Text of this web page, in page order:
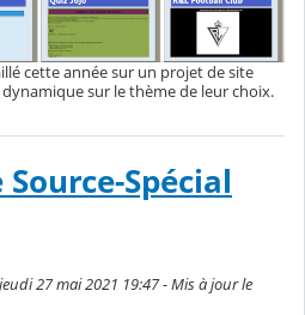
cette année sur un projet de site
sur le thème de leur choix.
Spécial
27 mai 2021 19:47 - Mis à jour le